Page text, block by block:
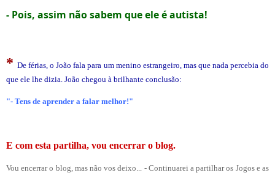
- Pois, assim não sabem que ele é autista!
*De férias, o João fala para um menino estrangeiro, mas que nada percebia do
que ele lhe dizia João chegou à brilhante conclusão:
"- Tens de aprender a falar melhor!"
E com esta partilha, vou encerrar o blog.
Vou encerrar o blog, mas não vos deixo... - Continuarei a partilhar os Jogos e as